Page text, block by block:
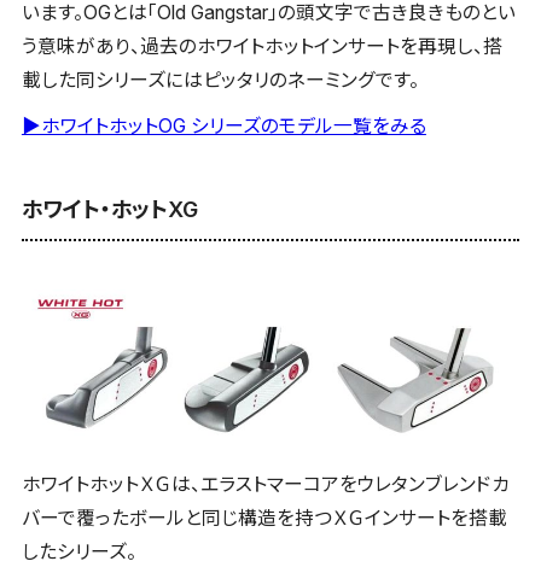
います。OGとは「Old Gangstar」の頭文字で古き良きものとい
う意味があり、過去のホワイトホットインサートを再現し、搭
載した同シリーズにはピッタリのネーミングです。
▶ホワイトホットOG シリーズのモデル一覧をみる
ホワイト・ホットXG
ホワイトホットＸＧは、エラストマーコアをウレタンブレンドカ
バーで覆ったボールと同じ構造を持つＸＧインサートを搭載
したシリーズ。